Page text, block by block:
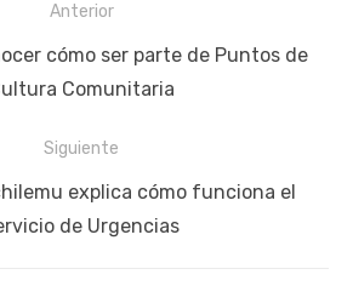
Anterior
cómo ser parte de Puntos de
Comunitaria
Siguiente
explica cómo funciona el
de Urgencias